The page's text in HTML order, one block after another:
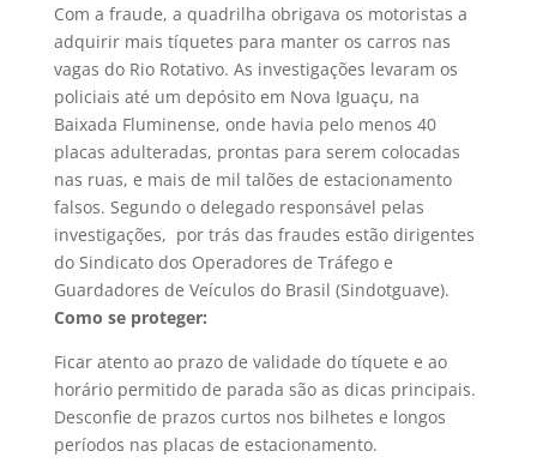
Com a fraude, a quadrilha obrigava os motoristas a
adquirir mais tíquetes para manter os carros nas
vagas do Rio Rotativo. As investigações levaram os
policiais até um depósito em Nova Iguaçu, na
Baixada Fluminense, onde havia pelo menos 40
placas adulteradas, prontas para serem colocadas
nas ruas, e mais de mil talões de estacionamento
falsos. Segundo o delegado responsável pelas
investigações, por trás das fraudes estão dirigentes
do Sindicato dos Operadores de Tráfego e
Guardadores de Veículos do Brasil (Sindotguave).
Como se proteger:
Ficar atento ao prazo de validade do tíquete e ao
horário permitido de parada são as dicas principais.
Desconfie de prazos curtos nos bilhetes e longos
períodos nas placas de estacionamento.